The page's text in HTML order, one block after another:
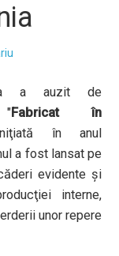
a auzit de
"Fabricat în
în anul
a fost lansat pe
ăderi evidente şi
interne,
unor repere